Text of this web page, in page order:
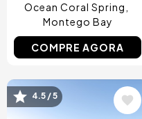
Ocean Coral Spring
Montego Bay
COMPRE AGORA
Imagem
4.5 / 5